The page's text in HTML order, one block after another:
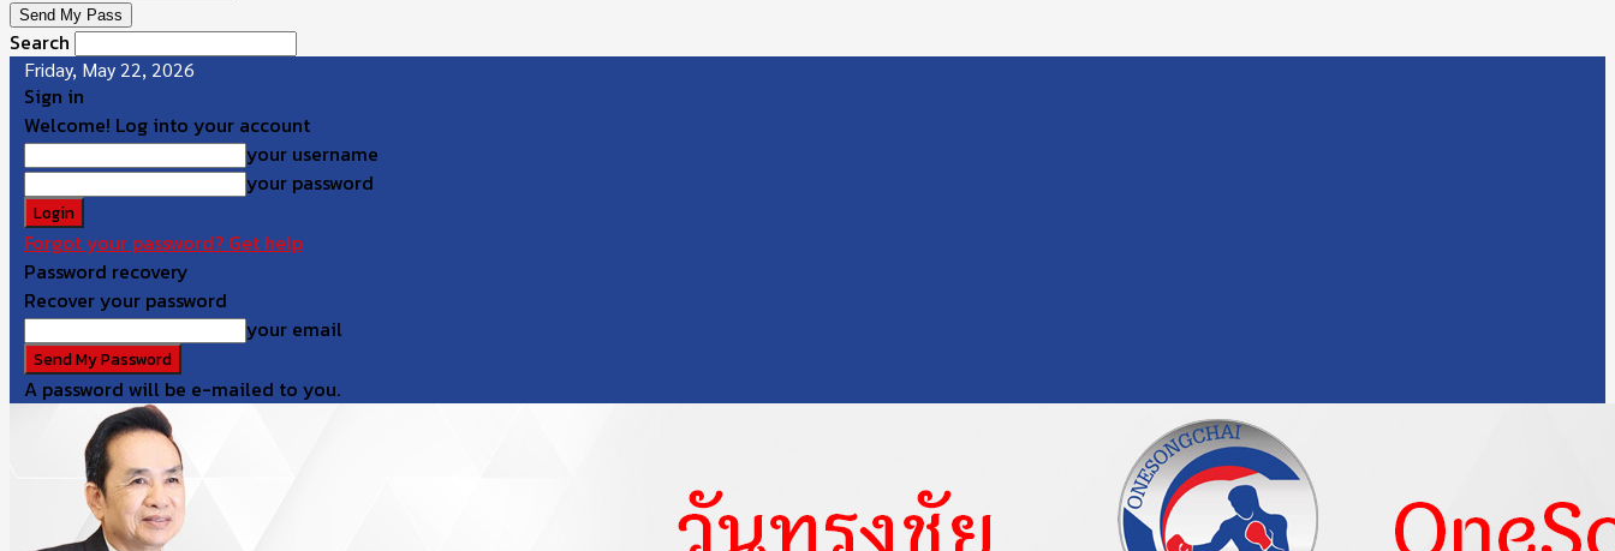
Search
Friday, May 22, 2026
Sign in
Welcome! Log into your account
your username
your password
Forgot your password? Get help
Password recovery
Recover your password
your email
A password will be e-mailed to you.